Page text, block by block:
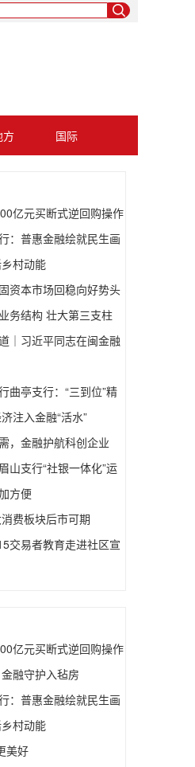
方 国际
亿元买断式逆回购操作
：普惠金融绘就民生画
村动能
资本市场回稳向好势头
务结构 壮大第三支柱
｜习近平同志在闽金融
曲亭支行：“三到位”精
注入金融“活水”
，金融护航科创企业
山支行“社银一体化”运
方便
费板块后市可期
交易者教育走进社区宣
亿元买断式逆回购操作
融守护入毡房
：普惠金融绘就民生画
村动能
美好